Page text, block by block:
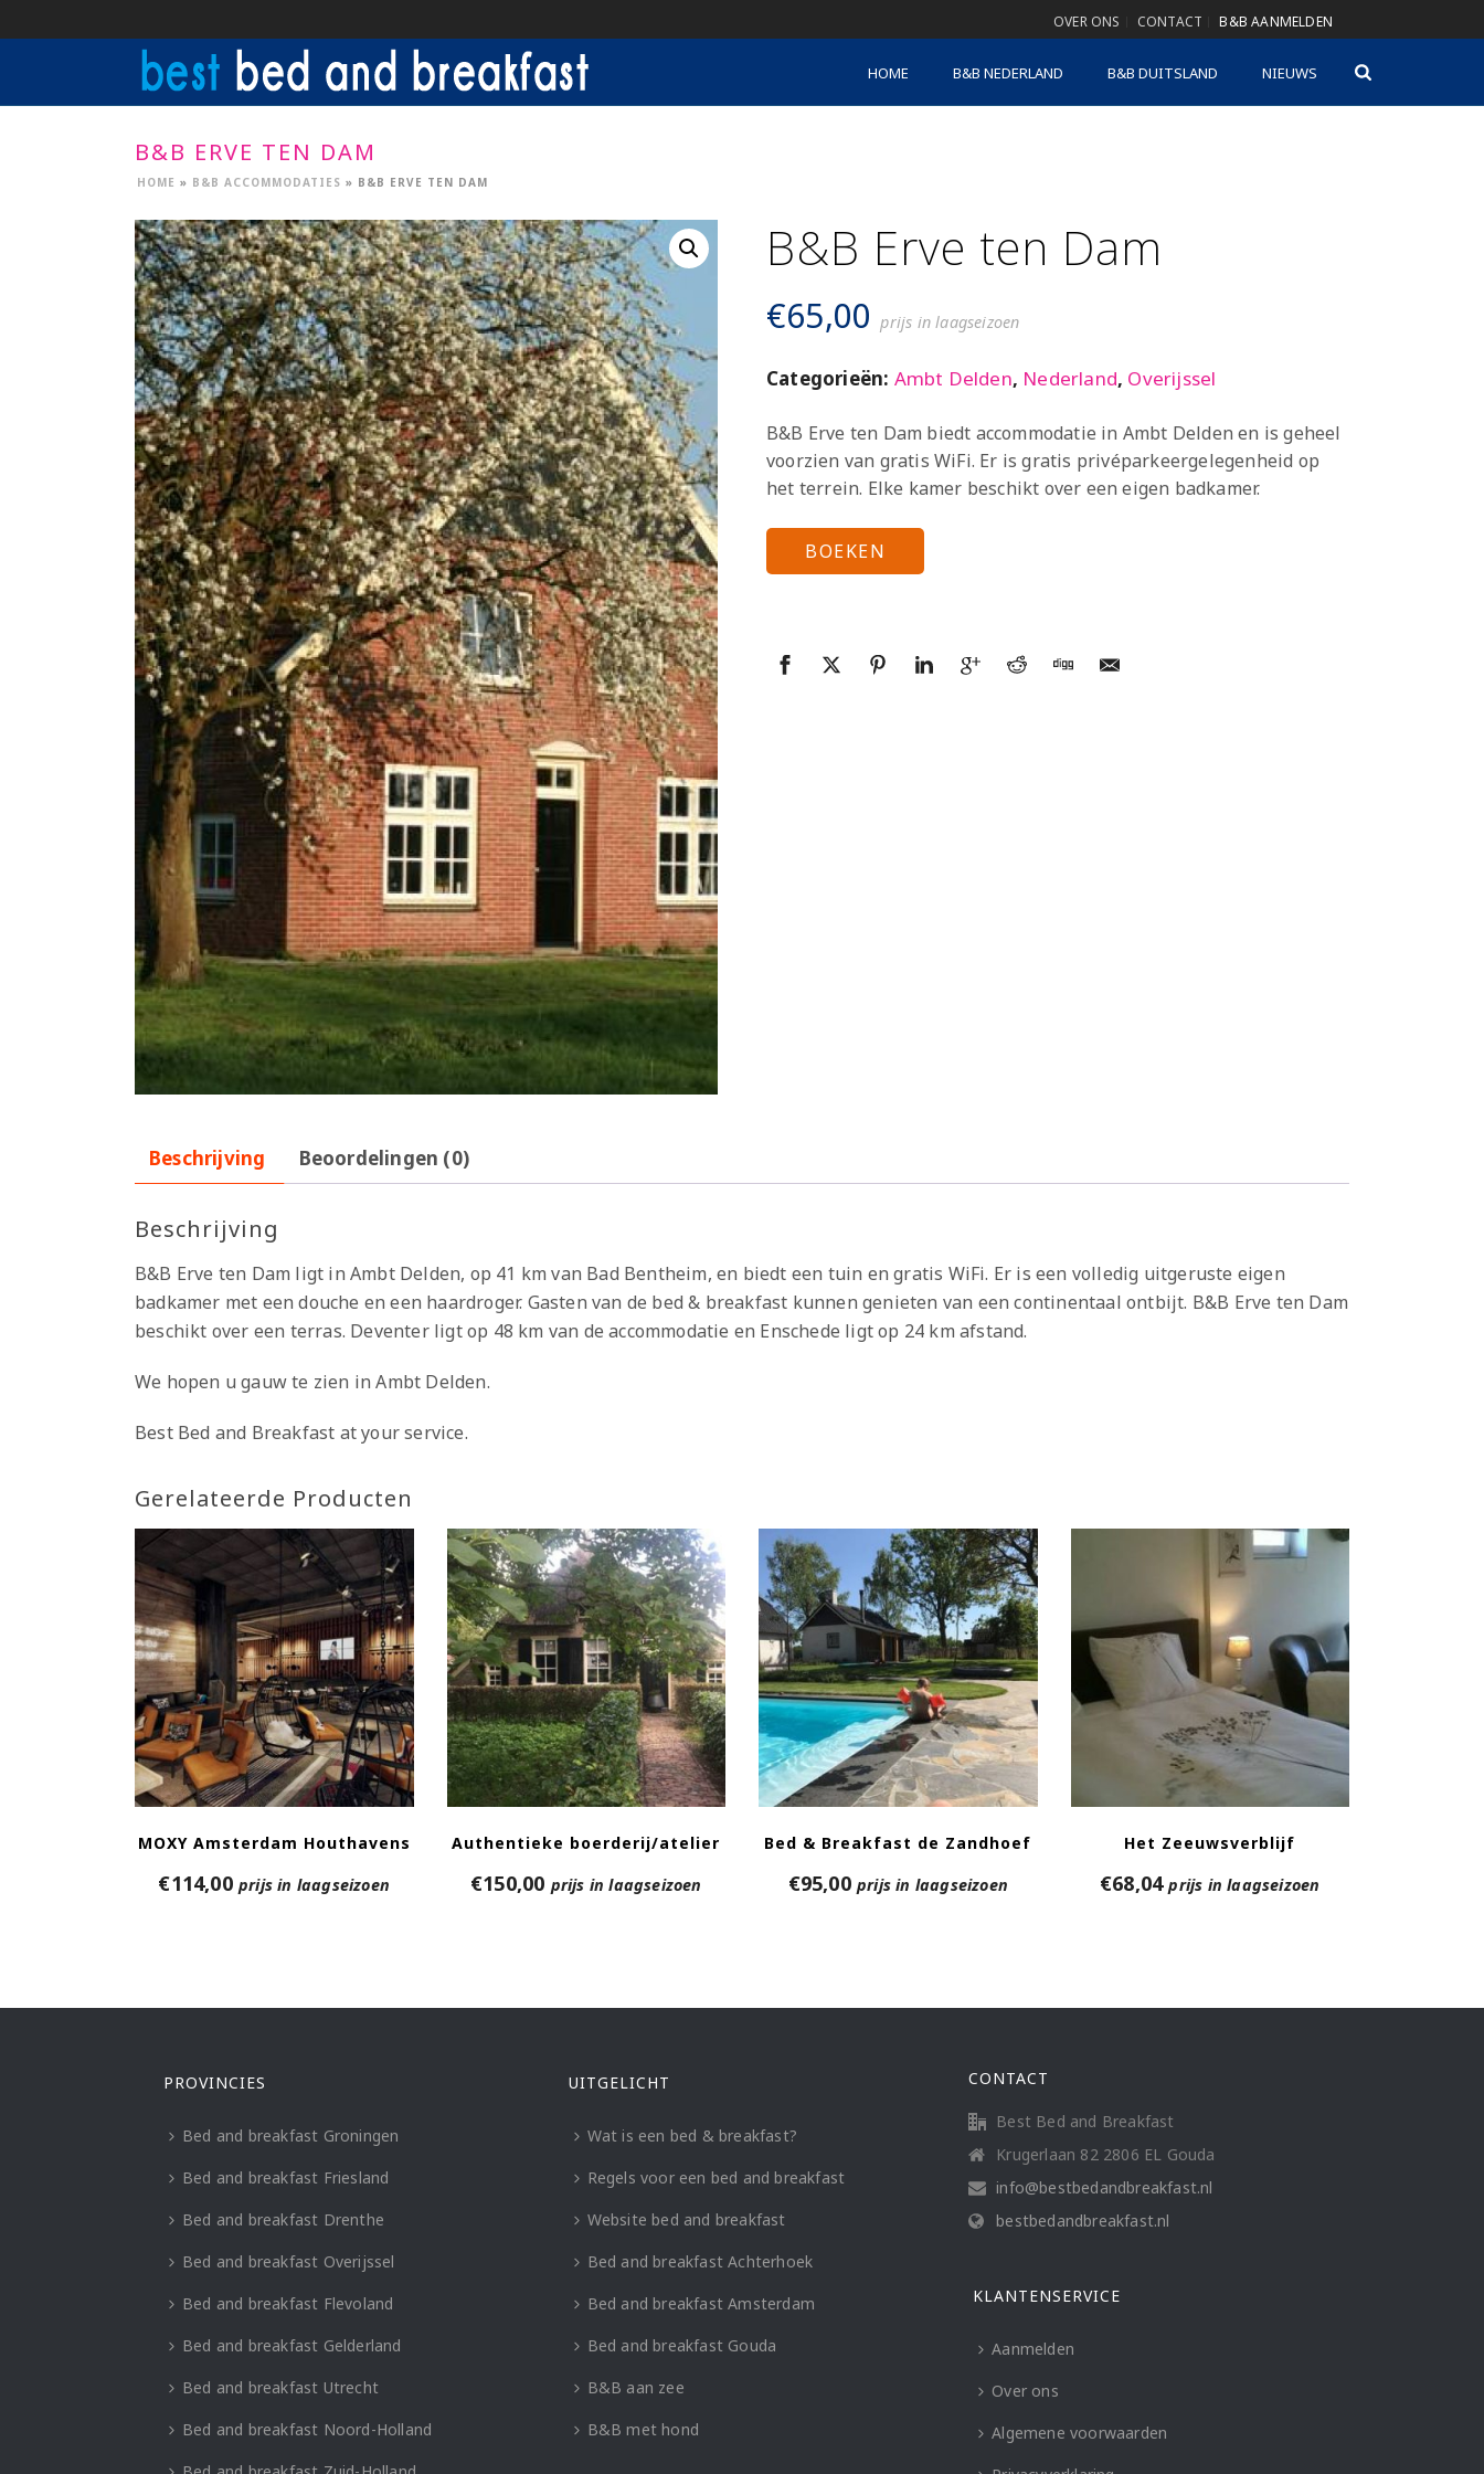
OVER ONS CONTACT B&B AANMELDEN
HOME B&B NEDERLAND B&B DUITSLAND NIEUWS
B&B ERVE TEN DAM
HOME » B&B ACCOMMODATIES » B&B ERVE TEN DAM
B&B Erve ten Dam
€65,00 prijs in laagseizoen
Categorieën: Ambt Delden, Nederland, Overijssel
B&B Erve ten Dam biedt accommodatie in Ambt Delden en is geheel
voorzien van gratis WiFi. Er is gratis privéparkeergelegenheid op
het terrein. Elke kamer beschikt over een eigen badkamer.
BOEKEN
Beschrijving Beoordelingen (0)
Beschrijving
B&B Erve ten Dam ligt in Ambt Delden, op 41 km van Bad Bentheim, en biedt een tuin en gratis WiFi. Er is een volledig uitgeruste eigen
badkamer met een douche en een haardroger. Gasten van de bed & breakfast kunnen genieten van een continentaal ontbijt. B&B Erve ten Dam
beschikt over een terras. Deventer ligt op 48 km van de accommodatie en Enschede ligt op 24 km afstand.
We hopen u gauw te zien in Ambt Delden.
Best Bed and Breakfast at your service.
Gerelateerde Producten
MOXY Amsterdam Houthavens
€114,00 prijs in laagseizoen
Authentieke boerderij/atelier
€150,00 prijs in laagseizoen
Bed & Breakfast de Zandhoef
€95,00 prijs in laagseizoen
Het Zeeuwsverblijf
€68,04 prijs in laagseizoen
PROVINCIES
Bed and breakfast Groningen
Bed and breakfast Friesland
Bed and breakfast Drenthe
Bed and breakfast Overijssel
Bed and breakfast Flevoland
Bed and breakfast Gelderland
Bed and breakfast Utrecht
Bed and breakfast Noord-Holland
UITGELICHT
Wat is een bed & breakfast?
Regels voor een bed and breakfast
Website bed and breakfast
Bed and breakfast Achterhoek
Bed and breakfast Amsterdam
Bed and breakfast Gouda
B&B aan zee
B&B met hond
CONTACT
Best Bed and Breakfast
Krugerlaan 82 2806 EL Gouda
info@bestbedandbreakfast.nl
bestbedandbreakfast.nl
KLANTENSERVICE
Aanmelden
Over ons
Algemene voorwaarden